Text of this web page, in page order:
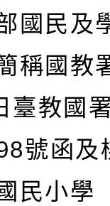
國民及
稱國教
臺教國
號函及
民小學